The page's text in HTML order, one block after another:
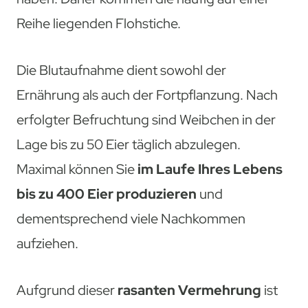
Reihe liegenden Flohstiche.
Die Blutaufnahme dient sowohl der
Ernährung als auch der Fortpflanzung. Nach
erfolgter Befruchtung sind Weibchen in der
Lage bis zu 50 Eier täglich abzulegen.
Maximal können Sieim Laufe Ihres Lebens
bis zu 400 Eier produzieren und
dementsprechend viele Nachkommen
aufziehen.
Aufgrund dieserrasanten Vermehrung ist